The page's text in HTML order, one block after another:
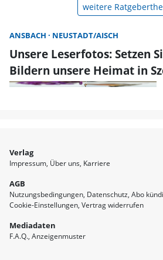
weitere
ANSBACH NEUSTADT/AISCH
Unsere Leserfotos: Setzen
Bildern unsere Heimat in
Verlag
Impressum Über uns Karriere
AGB
Nutzungsbedingungen Datenschutz Abo
Cookie-Einstellungen Vertrag widerrufen
Mediadaten
F.A.Q. Anzeigenmuster